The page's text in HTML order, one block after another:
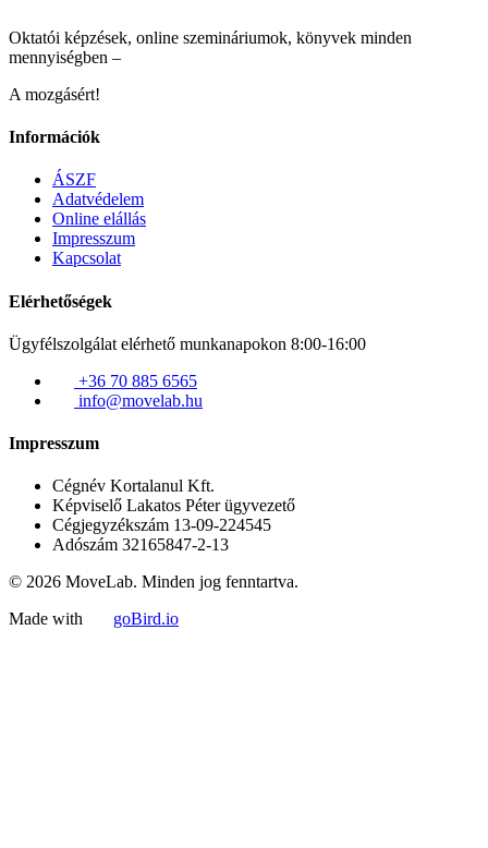
Oktatói képzések, online szemináriumok, könyvek minden
mennyiségben –
A mozgásért!
Információk
ÁSZF
Adatvédelem
Online elállás
Impresszum
Kapcsolat
Elérhetőségek
Ügyfélszolgálat elérhető munkanapokon 8:00-16:00
+36 70 885 6565
info@movelab.hu
Impresszum
Cégnév Kortalanul Kft.
Képviselő Lakatos Péter ügyvezető
Cégjegyzékszám 13-09-224545
Adószám 32165847-2-13
© 2026 MoveLab. Minden jog fenntartva.
Made with
goBird.io